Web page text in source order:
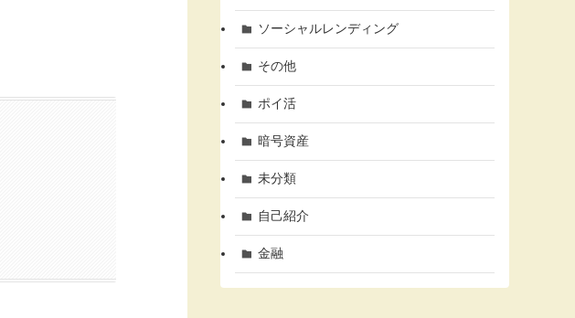
ソーシャルレンディング
その他
ポイ活
暗号資産
未分類
自己紹介
金融